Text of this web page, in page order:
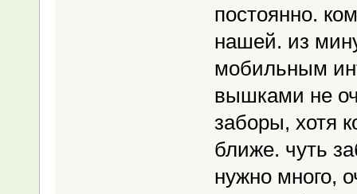
постоянно.
нашей. из
мобильным
вышками не
заборы, хотя
ближе. чуть
нужно много,